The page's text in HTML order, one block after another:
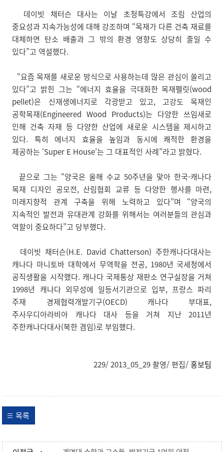
데이빗 채터슨 대사는 이날 초청특강에서 조림 산업의
중요성과 지속가능성에 대해 강조하며 “목재가 다른 건축 재료를
대체하면 탄소 배출과 그 밖의 환경 영향도 상당히 줄일 수
있다”고 역설했다.
“요즘 목재를 새로운 방식으로 사용하는데 많은 관심이 쏠리고
있다”고 밝힌 그는 “에너지 효율을 극대화한 목재펠릿(wood
pellet)은 신재생에너지로 각광받고 있고, 고강도 목재인
공학목재(Engineered Wood Products)는 다양한 쓰임새로
인해 건축 자재 등 다양한 산업에 새로운 시스템을 제시하고
있다. 특히 에너지 효율을 높임과 동시에 쾌적한 환경을
제공하는 ‘Super E House’는 그 대표적인 사례”라고 밝혔다.
끝으로 그는 “양국은 올해 수교 50주년을 맞아 한국-캐나다
목재 디자인 공모전, 산림협회 교류 등 다양한 행사를 마련,
미래지향적 관계 구축을 위해 노력하고 있다”며 “양국의
지속적인 발전과 유대관계 강화를 위해서는 여러분들의 관심과
역할이 중요하다”고 당부했다.
데이빗 채터슨(H.E. David Chatterson) 주한캐나다대사는
캐나다 마니토바 대학에서 무역학을 전공, 1980년 국세청에서
공직생활을 시작했다. 캐나다 국제통상 재판소 연구실장을 거쳐
1998년 캐나다 외무성에 일등서기관으로 입부, 프랑스 파리
주재 경제협력개발기구(OECD) 캐나다 부대표,
주사우디아라비아 캐나다 대사 등을 거쳐 지난 2011년
주한캐나다대사(북한 겸임)로 부임했다.
229/ 2013_05_29 촬영/ 편집/홍보팀
목록